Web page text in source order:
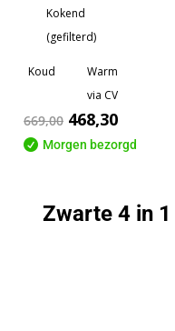
Kokend
(gefilterd)
Koud
Warm
via CV
669,00 468,30
 Morgen bezorgd
Zwarte 4 in